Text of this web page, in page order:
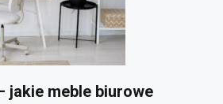
jakie meble biurowe